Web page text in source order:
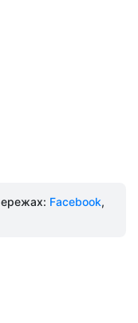
Facebook,